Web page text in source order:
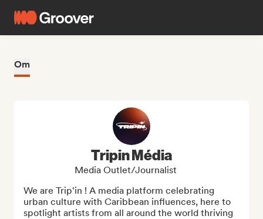
Om
Tripin Média
Media Outlet/Journalist
We are Trip'in ! A media platform celebrating
urban culture with Caribbean influences, here to
spotlight artists from all around the world thriving